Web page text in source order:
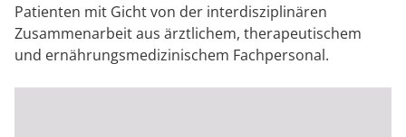
Patienten mit Gicht von der interdisziplinären
Zusammenarbeit aus ärztlichem, therapeutischem
und ernährungsmedizinischem Fachpersonal.